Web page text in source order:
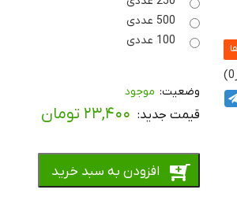
0
موجود
۲۳,۴۰۰ تومان
افزودن به سبد خرید